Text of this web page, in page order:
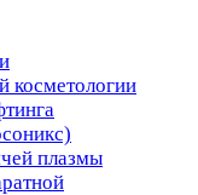
косметологии
плазмы